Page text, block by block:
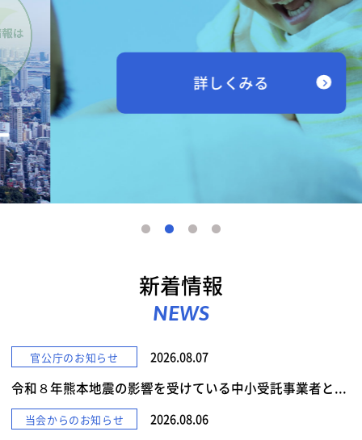
詳しくみる
新着情報
NEWS
官公庁のお知らせ 2026.08.07
令和８年熊本地震の影響を受けている中小受託事業者と...
当会からのお知らせ 2026.08.06